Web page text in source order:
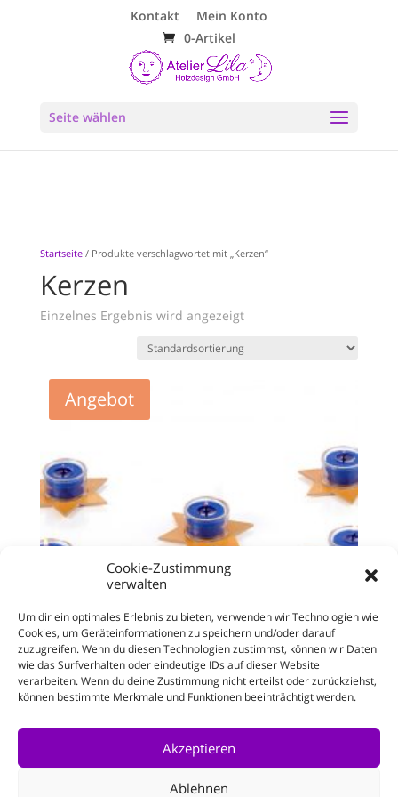
Cookie-Zustimmung
verwalten
Um dir ein optimales Erlebnis zu bieten, verwenden wir Technologien wie
Cookies, um Geräteinformationen zu speichern und/oder darauf
zuzugreifen. Wenn du diesen Technologien zustimmst, können wir Daten
wie das Surfverhalten oder eindeutige IDs auf dieser Website
verarbeiten. Wenn du deine Zustimmung nicht erteilst oder zurückziehst,
können bestimmte Merkmale und Funktionen beeinträchtigt werden.
Akzeptieren
Ablehnen
Kontakt
Mein Konto
0-Artikel
Seite wählen
Startseite/ Produkte verschlagwortet mit „Kerzen“
Kerzen
Einzelnes Ergebnis wird angezeigt
Angebot
41,00€Ursprünglicher
war:
23,20€Aktueller
ist:
23,20 €.